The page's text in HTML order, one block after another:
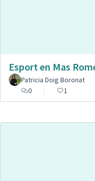
Esport en Mas
Patricia Doig Boronat
0
1